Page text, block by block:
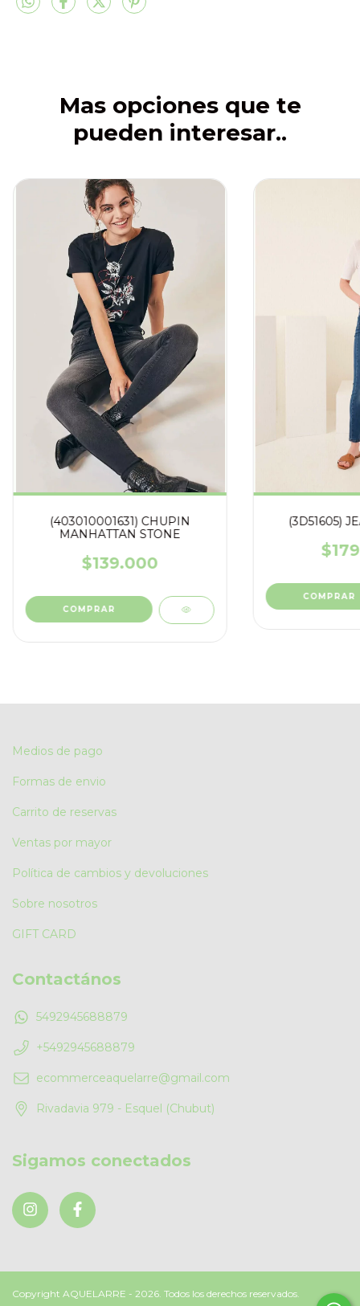
Mas opciones que te
pueden interesar..
(403010001631) CHUPIN
MANHATTAN STONE
$139.000
COMPRAR
(3D51605)
COMPRAR
Medios de pago
Formas de envio
Carrito de reservas
Ventas por mayor
Política de cambios y devoluciones
Sobre nosotros
GIFT CARD
Contactános
5492945688879
+5492945688879
ecommerceaquelarre@gmail.com
Rivadavia 979 - Esquel (Chubut)
Sigamos conectados
Copyright AQUELARRE - 2026. Todos los derechos reservados.